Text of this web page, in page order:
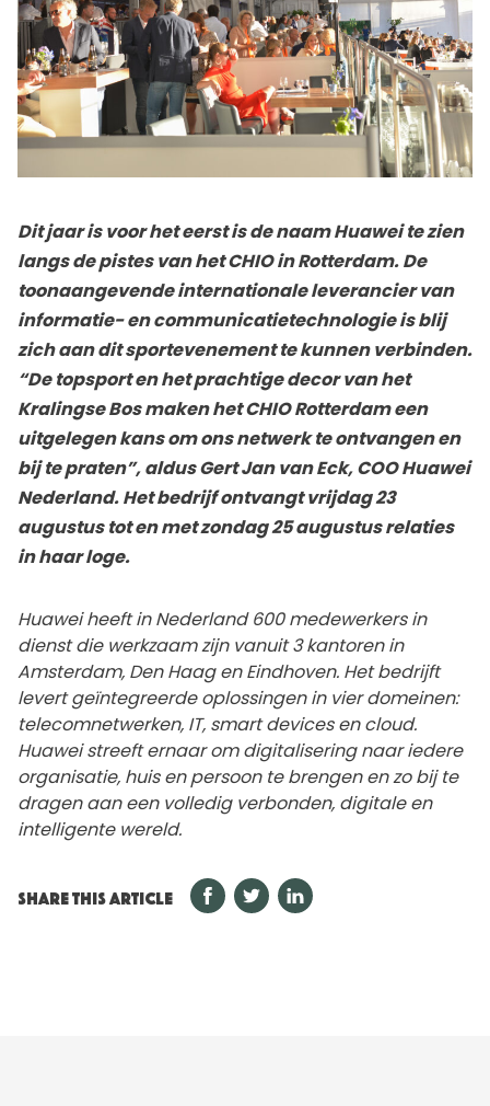
Dit jaar is voor het eerst is de naam Huawei te zien
langs de pistes van het CHIO in Rotterdam. De
toonaangevende internationale leverancier van
informatie- en communicatietechnologie is blij
zich aan dit sportevenement te kunnen verbinden.
“De topsport en het prachtige decor van het
Kralingse Bos maken het CHIO Rotterdam een
uitgelegen kans om ons netwerk te ontvangen en
bij te praten”, aldus Gert Jan van Eck, COO Huawei
Nederland. Het bedrijf ontvangt vrijdag 23
augustus tot en met zondag 25 augustus relaties
in haar loge.
Huawei heeft in Nederland 600 medewerkers in
dienst die werkzaam zijn vanuit 3 kantoren in
Amsterdam, Den Haag en Eindhoven. Het bedrijft
levert geïntegreerde oplossingen in vier domeinen:
telecomnetwerken, IT, smart devices en cloud.
Huawei streeft ernaar om digitalisering naar iedere
organisatie, huis en persoon te brengen en zo bij te
dragen aan een volledig verbonden, digitale en
intelligente wereld.
SHARE THIS ARTICLE